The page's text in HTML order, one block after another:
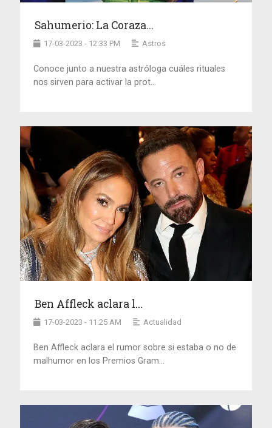
Sahumerio: La Coraza...
17-03-2023 - 12:33 PM Astros
Conoce junto a nuestra astróloga cuáles rituales
nos sirven para activar la prot...
Ben Affleck aclara l...
17-03-2023 - 11:25 AM Actualidad
Ben Affleck aclara el rumor sobre si estaba o no de
malhumor en los Premios Gram...